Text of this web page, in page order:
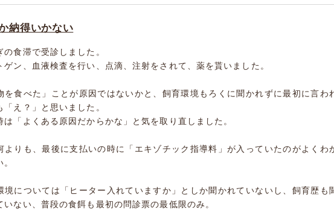
納得いかない
の食滞で受診しました。
ゲン、血液検査を行い、点滴、注射をされて、薬を貰いました。
を食べた」ことが原因ではないかと、飼育環境もろくに聞かれずに最初に言わ
「え？」と思いました。
は「よくある原因だからかな」と気を取り直しました。
よりも、最後に支払いの時に「エキゾチック指導料」が入っていたのがよくわ
境については「ヒーター入れていますか」としか聞かれていないし、飼育歴も
いない、普段の食餌も最初の問診票の最低限のみ。